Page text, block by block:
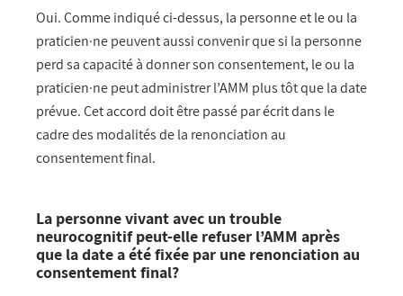
Oui. Comme indiqué ci-dessus, la personne et le ou la
praticien·ne peuvent aussi convenir que si la personne
perd sa capacité à donner son consentement, le ou la
praticien·ne peut administrer l’AMM plus tôt que la date
prévue. Cet accord doit être passé par écrit dans le
cadre des modalités de la renonciation au
consentement final.
La personne vivant avec un trouble
neurocognitif peut-elle refuser l’AMM après
que la date a été fixée par une renonciation au
consentement final?